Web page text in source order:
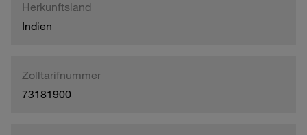
Herkunftsland
Indien
Zolltarifnummer
73181900